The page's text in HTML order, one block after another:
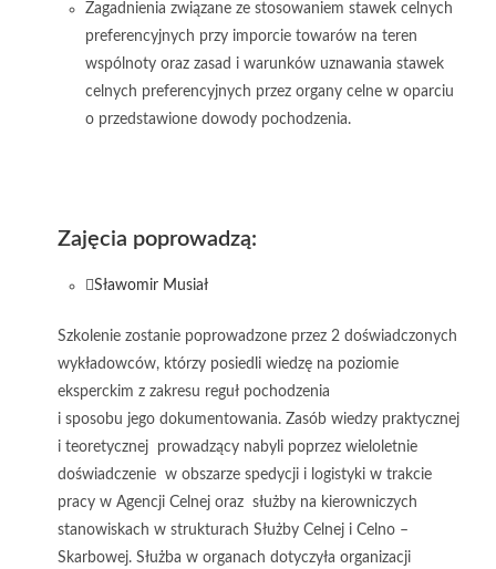
Zagadnienia związane ze stosowaniem stawek celnych
preferencyjnych przy imporcie towarów na teren
wspólnoty oraz zasad i warunków uznawania stawek
celnych preferencyjnych przez organy celne w oparciu
o przedstawione dowody pochodzenia.
Zajęcia poprowadzą:
Sławomir Musiał
Szkolenie zostanie poprowadzone przez 2 doświadczonych
wykładowców, którzy posiedli wiedzę na poziomie
eksperckim z zakresu reguł pochodzenia
i sposobu jego dokumentowania. Zasób wiedzy praktycznej
i teoretycznej prowadzący nabyli poprzez wieloletnie
doświadczenie w obszarze spedycji i logistyki w trakcie
pracy w Agencji Celnej oraz służby na kierowniczych
stanowiskach w strukturach Służby Celnej i Celno –
Skarbowej. Służba w organach dotyczyła organizacji